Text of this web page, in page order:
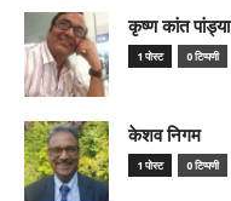
कृष्ण कांत पांड्या
1 पोस्ट 0 टिप्पणी
केशव निगम
1 पोस्ट 0 टिप्पणी